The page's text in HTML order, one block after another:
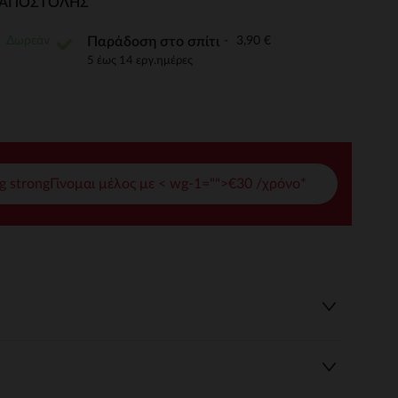
και να διαχειρίζεστε τις ρυθμίσεις απορρήτου,
ΑΠΟΣΤΟΛΉΣ
Παράδοση στο σπίτι 3,90 €
5 έως 14 εργ.ημέρες
strongΓίνομαι μέλος με < wg-1="">€30 /χρόνο*